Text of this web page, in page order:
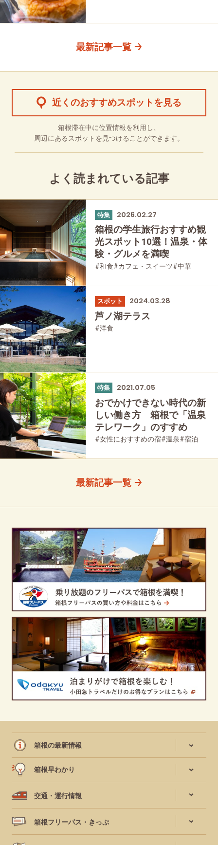
最新記事一覧
近くのおすすめスポットを見る
箱根滞在中に位置情報を利用し、
周辺にあるスポットを見つけることができます。
よく読まれている記事
特集 2026.02.27
箱根の学生旅行おすすめ観
光スポット10選！温泉・体
験・グルメを満喫
#和食#カフェ・スイーツ#中華
#友人グループで#宿泊#グルメ
スポット 2024.03.28
芦ノ湖テラス
#洋食
特集 2021.07.05
おでかけできない時代の新
しい働き方 箱根で「温泉
テレワーク」のすすめ
#女性におすすめの宿#温泉#宿泊
最新記事一覧
箱根の最新情報
箱根早わかり
交通・運行情報
箱根フリーパス・きっぷ